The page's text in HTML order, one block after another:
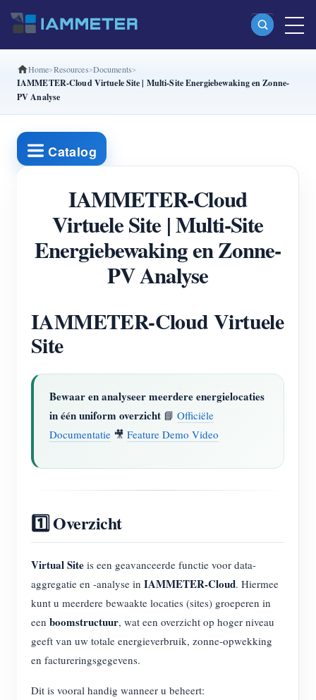
Producten
Split-phase Wi-Fi-energiemeter (WEM2067)
Driefasige Wi-Fi-energiemeter (WEM3080T)
WiFi-vermogenscontroller
IAMMETER Cloud Pro
EV-lader
Virtuele meter
Energievoorspellings- en simulatiesysteem
Toepassingen
Monitor voor elektriciteitsverbruik
Domotica
Energiemonitoring voor fabrieken
Bronnen
Product snelstart
Documentatie
Tutorialvideo
FAQ
Nieuws
Community
Contributor Center
IAMMETER-activiteiten
Forum
App Store
Site verkennen
Contact
Over ons
Home Resources Documents
IAMMETER-Cloud Virtuele Site | Multi-Site Energiebewaking en Zonne-
PV Analyse
Catalog
IAMMETER-Cloud
Virtuele Site | Multi-Site
Energiebewaking en Zonne-
PV Analyse
IAMMETER-Cloud Virtuele
Site
Bewaar en analyseer meerdere energielocaties
in één uniform overzicht 📘 Officiële
Documentatie 🎥 Feature Demo Video
1️⃣ Overzicht
Virtual Site is een geavanceerde functie voor data-
aggregatie en -analyse in IAMMETER-Cloud. Hiermee
kunt u meerdere bewaakte locaties (sites) groeperen in
een boomstructuur, wat een overzicht op hoger niveau
geeft van uw totale energieverbruik, zonne-opwekking
en factureringsgegevens.
Dit is vooral handig wanneer u beheert: